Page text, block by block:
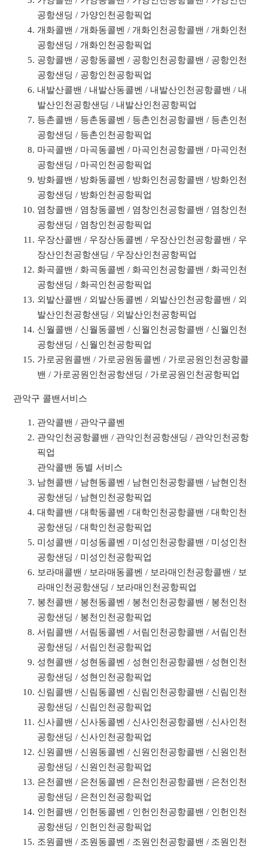
공항샌딩 / 가양인천공항픽업
개화콜밴 / 개화동콜벤 / 개화인천공항콜밴 / 개화인천
공항샌딩 / 개화인천공항픽업
공항콜밴 / 공항동콜벤 / 공항인천공항콜밴 / 공항인천
공항샌딩 / 공항인천공항픽업
내발산콜밴 / 내발산동콜벤 / 내발산인천공항콜밴 / 내
발산인천공항샌딩 / 내발산인천공항픽업
등촌콜밴 / 등촌동콜벤 / 등촌인천공항콜밴 / 등촌인천
공항샌딩 / 등촌인천공항픽업
마곡콜밴 / 마곡동콜벤 / 마곡인천공항콜밴 / 마곡인천
공항샌딩 / 마곡인천공항픽업
방화콜밴 / 방화동콜벤 / 방화인천공항콜밴 / 방화인천
공항샌딩 / 방화인천공항픽업
염창콜밴 / 염창동콜벤 / 염창인천공항콜밴 / 염창인천
공항샌딩 / 염창인천공항픽업
우장산콜밴 / 우장산동콜벤 / 우장산인천공항콜밴 / 우
장산인천공항샌딩 / 우장산인천공항픽업
화곡콜밴 / 화곡동콜벤 / 화곡인천공항콜밴 / 화곡인천
공항샌딩 / 화곡인천공항픽업
외발산콜밴 / 외발산동콜벤 / 외발산인천공항콜밴 / 외
발산인천공항샌딩 / 외발산인천공항픽업
신월콜밴 / 신월동콜벤 / 신월인천공항콜밴 / 신월인천
공항샌딩 / 신월인천공항픽업
가로공원콜밴 / 가로공원동콜벤 / 가로공원인천공항콜
밴 / 가로공원인천공항샌딩 / 가로공원인천공항픽업
관악구 콜밴서비스
관악콜밴 / 관악구콜벤
관악인천공항콜밴 / 관악인천공항샌딩 / 관악인천공항
픽업
관악콜밴 동별 서비스
남현콜밴 / 남현동콜벤 / 남현인천공항콜밴 / 남현인천
공항샌딩 / 남현인천공항픽업
대학콜밴 / 대학동콜벤 / 대학인천공항콜밴 / 대학인천
공항샌딩 / 대학인천공항픽업
미성콜밴 / 미성동콜벤 / 미성인천공항콜밴 / 미성인천
공항샌딩 / 미성인천공항픽업
보라매콜밴 / 보라매동콜벤 / 보라매인천공항콜밴 / 보
라매인천공항샌딩 / 보라매인천공항픽업
봉천콜밴 / 봉천동콜벤 / 봉천인천공항콜밴 / 봉천인천
공항샌딩 / 봉천인천공항픽업
서림콜밴 / 서림동콜벤 / 서림인천공항콜밴 / 서림인천
공항샌딩 / 서림인천공항픽업
성현콜밴 / 성현동콜벤 / 성현인천공항콜밴 / 성현인천
공항샌딩 / 성현인천공항픽업
신림콜밴 / 신림동콜벤 / 신림인천공항콜밴 / 신림인천
공항샌딩 / 신림인천공항픽업
신사콜밴 / 신사동콜벤 / 신사인천공항콜밴 / 신사인천
공항샌딩 / 신사인천공항픽업
신원콜밴 / 신원동콜벤 / 신원인천공항콜밴 / 신원인천
공항샌딩 / 신원인천공항픽업
은천콜밴 / 은천동콜벤 / 은천인천공항콜밴 / 은천인천
공항샌딩 / 은천인천공항픽업
인헌콜밴 / 인헌동콜벤 / 인헌인천공항콜밴 / 인헌인천
공항샌딩 / 인헌인천공항픽업
조원콜밴 / 조원동콜벤 / 조원인천공항콜밴 / 조원인천